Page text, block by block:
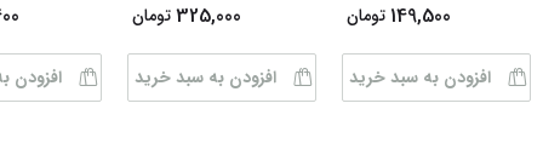
149,500 تومان
افزودن به سبد خرید
325,000 تومان
افزودن به سبد خرید افزودن